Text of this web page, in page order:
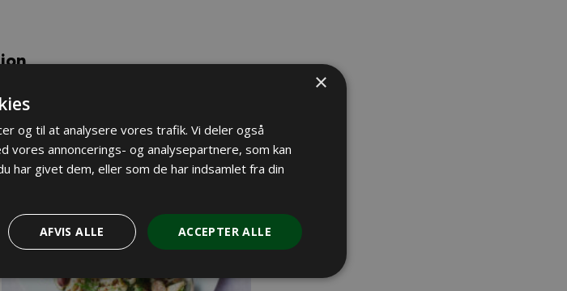
×
og til at analysere vores trafik. Vi deler også
vores annoncerings- og analysepartnere, som kan
har givet dem, eller som de har indsamlet fra din
ACCEPTER ALLE
AFVIS ALLE